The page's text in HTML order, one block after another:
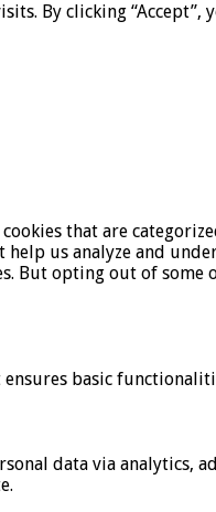
By clicking “Accept”,
that are
us analyze and
But opting out of some
basic
data via analytics,